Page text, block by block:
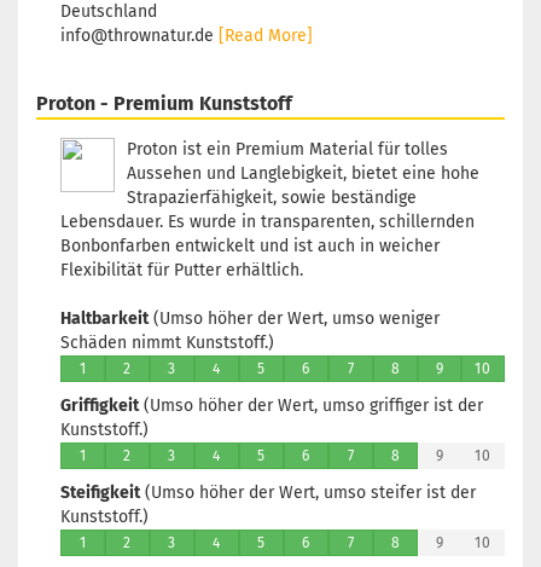
3
3
Rosa/
Deutschland
info@thrownatur.de [Read More]
Proton - Premium Kunststoff
Proton ist ein Premium Material für tolles
Aussehen und Langlebigkeit, bietet eine hohe
Strapazierfähigkeit, sowie beständige
Lebensdauer. Es wurde in transparenten, schillernden
Bonbonfarben entwickelt und ist auch in weicher
Flexibilität für Putter erhältlich.
Haltbarkeit(Umso höher der Wert, umso weniger
Schäden nimmt Kunststoff.)
1 2 3 4 5 6 7 8 9 10
Griffigkeit(Umso höher der Wert, umso griffiger ist der
Kunststoff.)
1 2 3 4 5 6 7 8 9 10
Steifigkeit(Umso höher der Wert, umso steifer ist der
Kunststoff.)
1 2 3 4 5 6 7 8 9 10